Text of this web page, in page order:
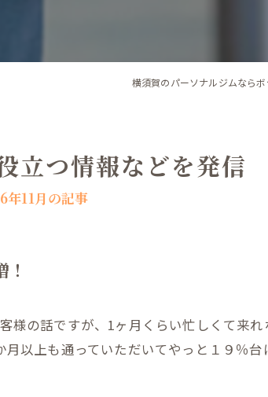
横須賀のパーソナルジムなら
立つ情報などを発信
年11月の記事
様の話ですが、1ヶ月くらい忙しくて来
月以上も通っていただいてやっと１９％